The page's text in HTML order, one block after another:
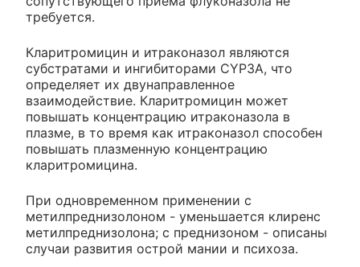
требуется.
Кларитромицин и итраконазол являются
субстратами и ингибиторами CYP3A, что
определяет их двунаправленное
взаимодействие. Кларитромицин может
повышать концентрацию итраконазола в
плазме, в то время как итраконазол способен
повышать плазменную концентрацию
кларитромицина.
При одновременном применении с
метилпреднизолоном - уменьшается клиренс
метилпреднизолона; с преднизоном - описаны
случаи развития острой мании и психоза.